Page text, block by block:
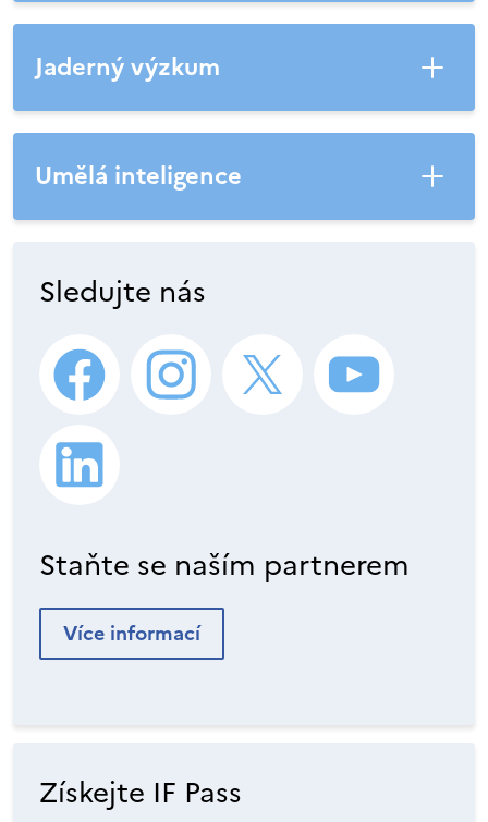
Jaderný výzkum
Umělá inteligence
Sledujte nás
Staňte se naším partnerem
Více informací
Získejte IF Pass